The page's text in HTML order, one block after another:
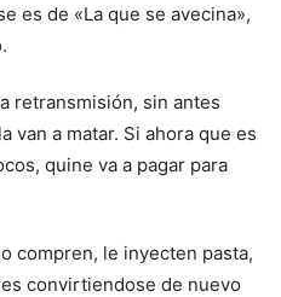
es de «La que se avecina»,
retransmisión, sin antes
van a matar. Si ahora que es
quine va a pagar para
compren, le inyecten pasta,
convirtiendose de nuevo